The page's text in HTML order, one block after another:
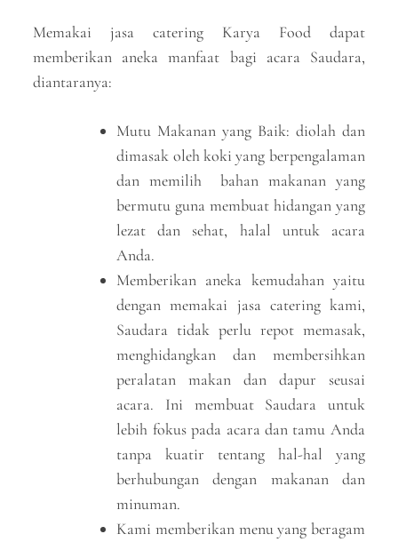
Memakai jasa catering Karya Food dapat
memberikan aneka manfaat bagi acara Saudara,
diantaranya:
Mutu Makanan yang Baik: diolah dan
dimasak oleh koki yang berpengalaman
dan memilih bahan makanan yang
bermutu guna membuat hidangan yang
lezat dan sehat, halal untuk acara
Anda.
Memberikan aneka kemudahan yaitu
dengan memakai jasa catering kami,
Saudara tidak perlu repot memasak,
menghidangkan dan membersihkan
peralatan makan dan dapur seusai
acara. Ini membuat Saudara untuk
lebih fokus pada acara dan tamu Anda
tanpa kuatir tentang hal-hal yang
berhubungan dengan makanan dan
minuman.
Kami memberikan menu yang beragam